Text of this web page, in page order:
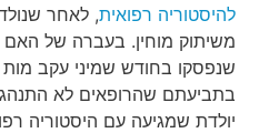
להיסטוריה רפואית, לאחר
משיתוק מוחין. בעברה של האם
שנפסקו בחודש שמיני עקב מות
בתביעתם שהרופאים לא
יולדת שמגיעה עם היסטוריה